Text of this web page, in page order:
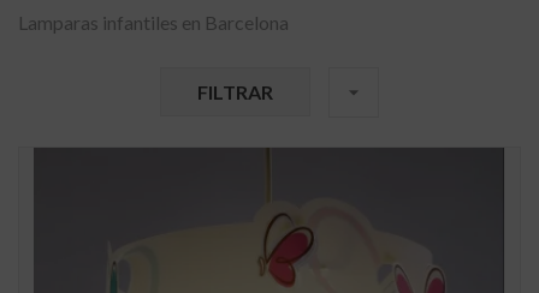
Lamparas infantiles en Barcelona
FILTRAR arrow_drop_down